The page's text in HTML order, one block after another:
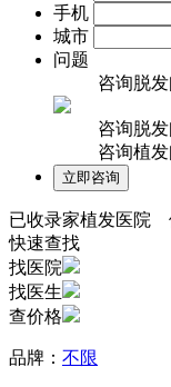
手机
城市
问题
咨询脱
咨询脱
咨询植
已收录家植发医院
快速查找
找医院
找医生
查价格
品牌： 不限